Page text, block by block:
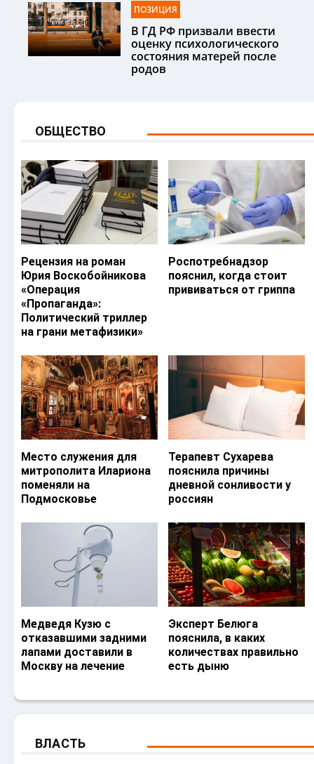
ПОЗИЦИЯ
В ГД РФ призвали ввести
оценку психологического
состояния матерей после
родов
ОБЩЕСТВО
Рецензия на роман
Юрия Воскобойникова
«Операция
«Пропаганда»:
Политический триллер
на грани метафизики»
Роспотребнадзор
пояснил, когда стоит
прививаться от гриппа
Место служения для
митрополита Илариона
поменяли на
Подмосковье
Терапевт Сухарева
пояснила причины
дневной сонливости у
россиян
Медведя Кузю с
отказавшими задними
лапами доставили в
Москву на лечение
Эксперт Белюга
пояснила, в каких
количествах правильно
есть дыню
ВЛАСТЬ